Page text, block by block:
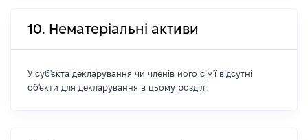
10. Нематеріальні активи
У суб'єкта декларування чи членів його сім'ї відсутні
об'єкти для декларування в цьому розділі.